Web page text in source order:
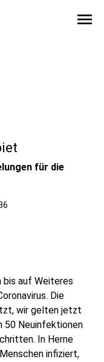
menu
für die
bis auf Weiteres
Die
wir gelten jetzt
50 Neuinfektionen
In Herne
infiziert,